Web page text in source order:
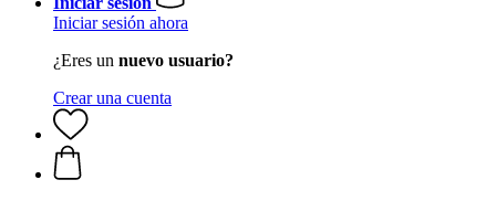
Iniciar sesión ahora
¿Eres un nuevo usuario?
Crear una cuenta